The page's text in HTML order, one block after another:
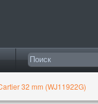
32 mm (WJ11922G)